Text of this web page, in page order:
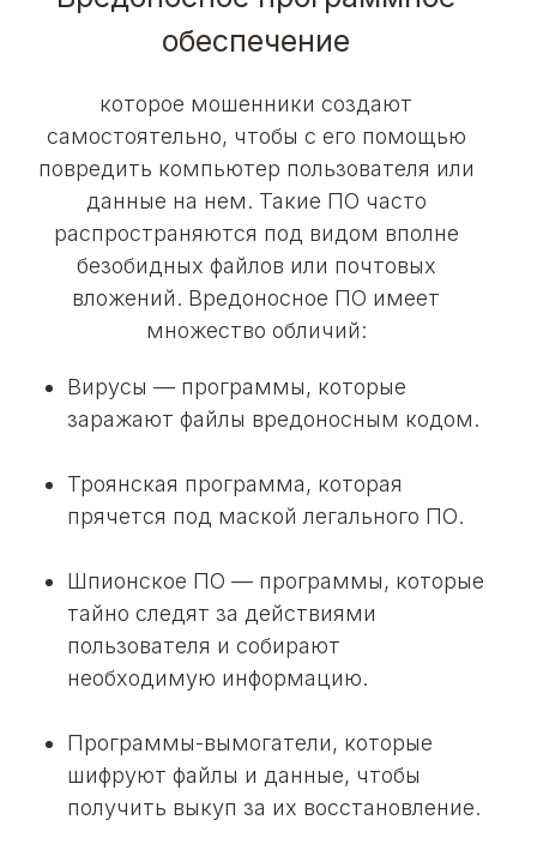
обеспечение
которое мошенники создают
самостоятельно, чтобы с его помощью
повредить компьютер пользователя или
данные на нем. Такие ПО часто
распространяются под видом вполне
безобидных файлов или почтовых
вложений. Вредоносное ПО имеет
множество обличий:
Вирусы — программы, которые
заражают файлы вредоносным кодом.
Троянская программа, которая
прячется под маской легального ПО.
Шпионское ПО — программы, которые
тайно следят за действиями
пользователя и собирают
необходимую информацию.
Программы-вымогатели, которые
шифруют файлы и данные, чтобы
получить выкуп за их восстановление.